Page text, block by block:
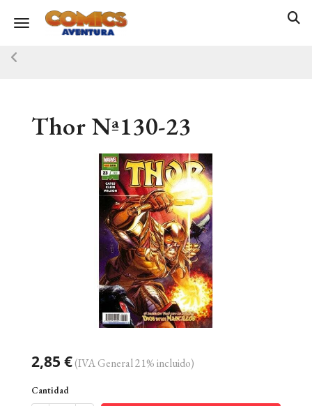
Toggle navigation
Thor Nª130-23
2,85 €(IVA General 21% incluido)
Cantidad